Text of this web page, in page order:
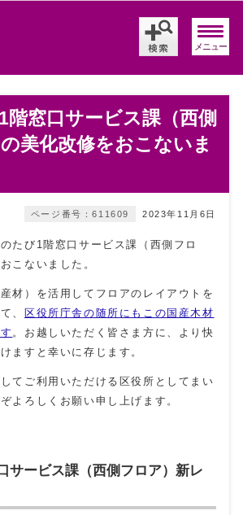
メニュー
階窓口サービス課（西側
美化改修をおこないま
2023年11月6日
ページ番号：611609
たび1階窓口サービス課（西側フロ
こないました。
材）を活用してフロアのレイアウトを
、 区役所庁舎の随所にもこの国産木材
。お越しいただく皆さま方に、より快
ますと幸いに存じます。
てご利用いただける区役所としてまい
よろしくお願い申し上げます。
サービス課（西側フロア）新レ